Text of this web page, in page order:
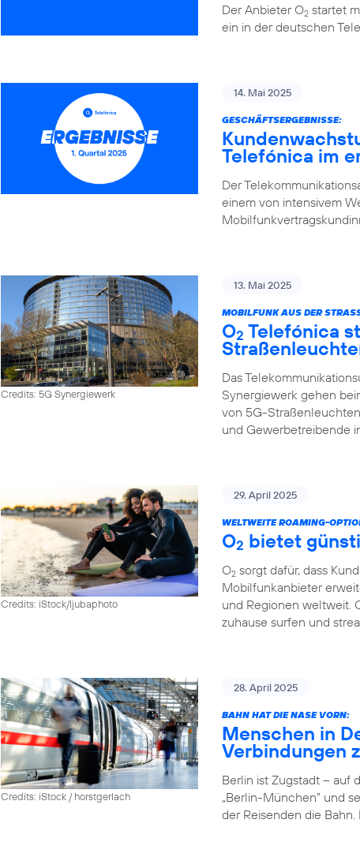
Der Anbieter O2 startet
ein in der deutschen
14. Mai 2025
GESCHÄFTSERGEBNISSE:
Telefónica im
Der
einem von intensivem
Credits: 5G Synergiewerk
13. Mai 2025
MOBILFUNK AUS DER
O2 Telefónica
Das
Synergiewerk gehen
von 5G-
und Gewerbetreibende
Credits: iStock/ljubaphoto
29. April 2025
WELTWEITE ROAMING-
O2 bietet
O2 sorgt dafür, dass
Mobilfunkanbieter
und Regionen weltweit.
zuhause surfen und
Credits: iStock / horstgerlach
28. April 2025
BAHN HAT DIE NASE VORN:
Menschen in
Verbindungen
Berlin ist Zugstadt – auf
„Berlin-München” und
der Reisenden die